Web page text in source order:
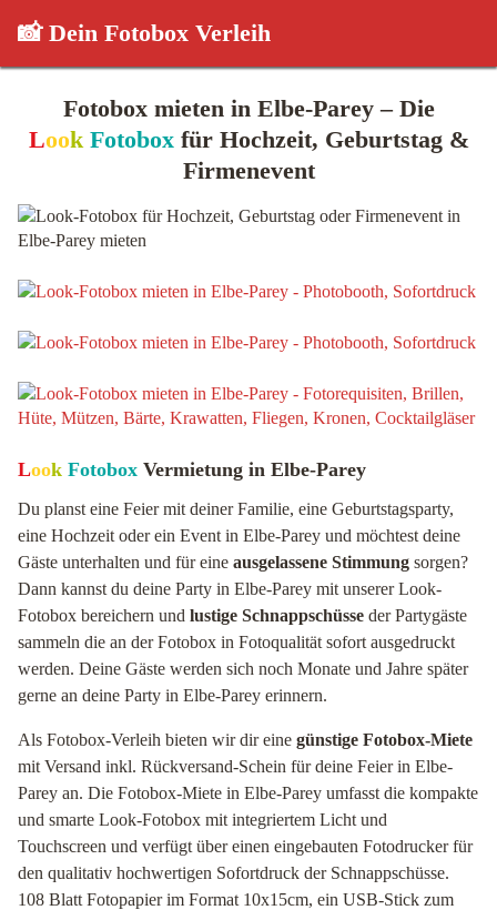
📸 Dein Fotobox Verleih
Fotobox mieten in Elbe-Parey – Die
Look Fotoboxfür Hochzeit, Geburtstag &
Firmenevent
Look Fotobox Vermietung in Elbe-Parey
Du planst eine Feier mit deiner Familie, eine Geburtstagsparty,
eine Hochzeit oder ein Event in Elbe-Parey und möchtest deine
Gäste unterhalten und für eine ausgelassene Stimmung sorgen?
Dann kannst du deine Party in Elbe-Parey mit unserer Look-
Fotobox bereichern und lustige Schnappschüsse der Partygäste
sammeln die an der Fotobox in Fotoqualität sofort ausgedruckt
werden. Deine Gäste werden sich noch Monate und Jahre später
gerne an deine Party in Elbe-Parey erinnern.
Als Fotobox-Verleih bieten wir dir eine günstige Fotobox-Miete
mit Versand inkl. Rückversand-Schein für deine Feier in Elbe-
Parey an. Die Fotobox-Miete in Elbe-Parey umfasst die kompakte
und smarte Look-Fotobox mit integriertem Licht und
Touchscreen und verfügt über einen eingebauten Fotodrucker für
den qualitativ hochwertigen Sofortdruck der Schnappschüsse.
108 Blatt Fotopapier im Format 10x15cm, ein USB-Stick zum